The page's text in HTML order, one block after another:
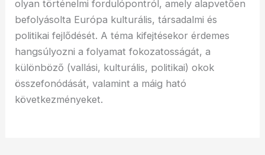
olyan történelmi fordulópontról, amely alapvetően
befolyásolta Európa kulturális, társadalmi és
politikai fejlődését. A téma kifejtésekor érdemes
hangsúlyozni a folyamat fokozatosságát, a
különböző (vallási, kulturális, politikai) okok
összefonódását, valamint a máig ható
következményeket.